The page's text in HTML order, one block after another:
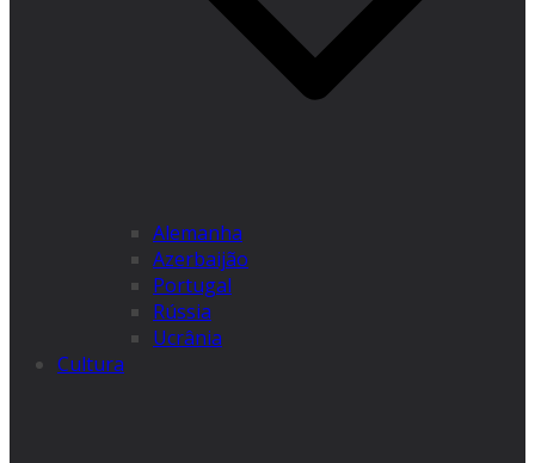
Alemanha
Azerbaijão
Portugal
Rússia
Ucrânia
Cultura